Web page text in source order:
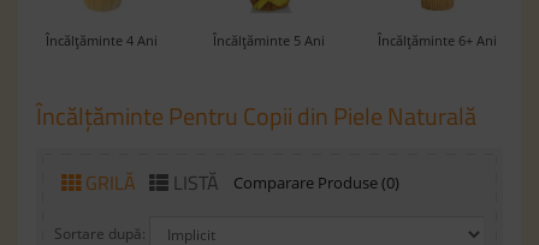
Încălțăminte 4 Ani Încălțăminte 5 Ani Încălțăminte 6+ Ani
Încălțăminte Pentru Copii din Piele Naturală
GRILĂ LISTĂ Comparare Produse (0)
Sortare după: